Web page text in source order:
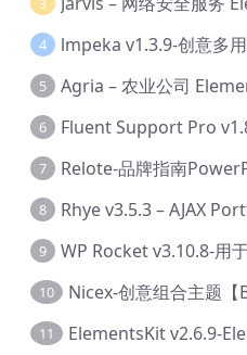
4
5
6
7 Relote-品牌指南
8
9
10 Nicex-创意组合主题【
11 ElementsKit v2.6.9-